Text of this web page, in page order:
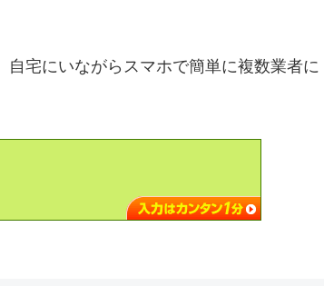
宅にいながらスマホで簡単に複数業者に